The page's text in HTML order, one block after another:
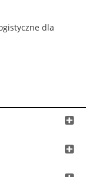
dla